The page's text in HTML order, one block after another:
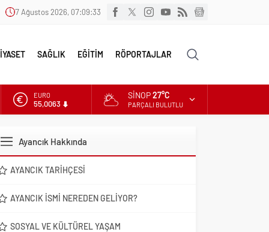
7 Ağustos 2026, 07:09:34
SAĞLIK EĞİTİM RÖPORTAJLAR
EURO
55,0063
DOLAR
SINOP27°C
PARÇALI BULUTLU
Ayancık Hakkında
AYANCIK TARIHÇESI
AYANCIK İSMI NEREDEN GELIYOR?
SOSYAL VE KÜLTÜREL YAŞAM